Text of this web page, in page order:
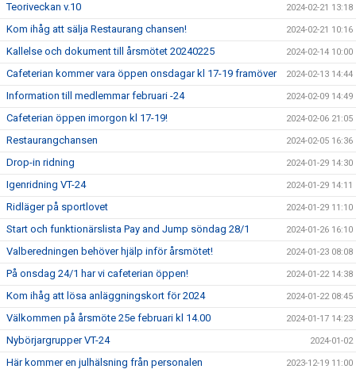
Teoriveckan v.10 2024-02-21 13:18
Kom ihåg att sälja Restaurang chansen! 2024-02-21 10:16
Kallelse och dokument till årsmötet 20240225 2024-02-14 10:00
Cafeterian kommer vara öppen onsdagar kl 17-19 framöver 2024-02-13 14:44
Information till medlemmar februari -24 2024-02-09 14:49
Cafeterian öppen imorgon kl 17-19! 2024-02-06 21:05
Restaurangchansen 2024-02-05 16:36
Drop-in ridning 2024-01-29 14:30
Igenridning VT-24 2024-01-29 14:11
Ridläger på sportlovet 2024-01-29 11:10
Start och funktionärslista Pay and Jump söndag 28/1 2024-01-26 16:10
Valberedningen behöver hjälp inför årsmötet! 2024-01-23 08:08
På onsdag 24/1 har vi cafeterian öppen! 2024-01-22 14:38
Kom ihåg att lösa anläggningskort för 2024 2024-01-22 08:45
Välkommen på årsmöte 25e februari kl 14.00 2024-01-17 14:23
Nybörjargrupper VT-24 2024-01-02
Här kommer en julhälsning från personalen 2023-12-19 11:00